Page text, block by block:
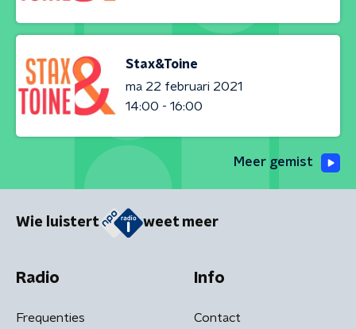
Stax&Toine
ma 22 februari 2021
14:00 - 16:00
Meer gemist
Wie luistert weet meer
Radio
Frequenties
Info
Contact